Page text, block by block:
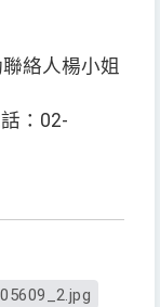
絡人楊小姐
：02-